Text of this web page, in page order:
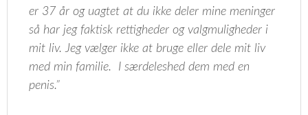
er 37 år og uagtet at du ikke deler mine meninger
så har jeg faktisk rettigheder og valgmuligheder i
mit liv. Jeg vælger ikke at bruge eller dele mit liv
med min familie. I særdeleshed dem med en
penis.”